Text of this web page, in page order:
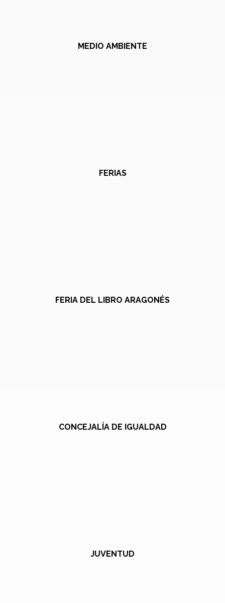
MEDIO AMBIENTE
FERIAS
FERIA DEL LIBRO ARAGONÉS
CONCEJALÍA DE IGUALDAD
JUVENTUD